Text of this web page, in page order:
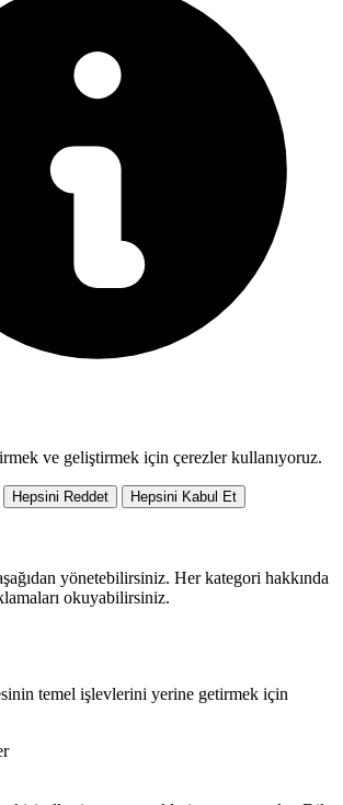
ve geliştirmek için çerezler kullanıyoruz.
Hepsini Reddet Hepsini Kabul Et
yönetebilirsiniz. Her kategori hakkında
okuyabilirsiniz.
temel işlevlerini yerine getirmek için